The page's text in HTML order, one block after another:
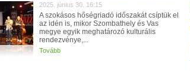
2025. június 30. 16:15
A szokásos hőségriadó időszakát csíptük el
az idén is, mikor Szombathely és Vas
megye egyik meghatározó kulturális
rendezvénye,...
Tovább